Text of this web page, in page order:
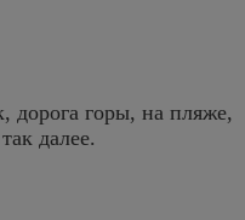
дорога горы, на пляже,
далее.